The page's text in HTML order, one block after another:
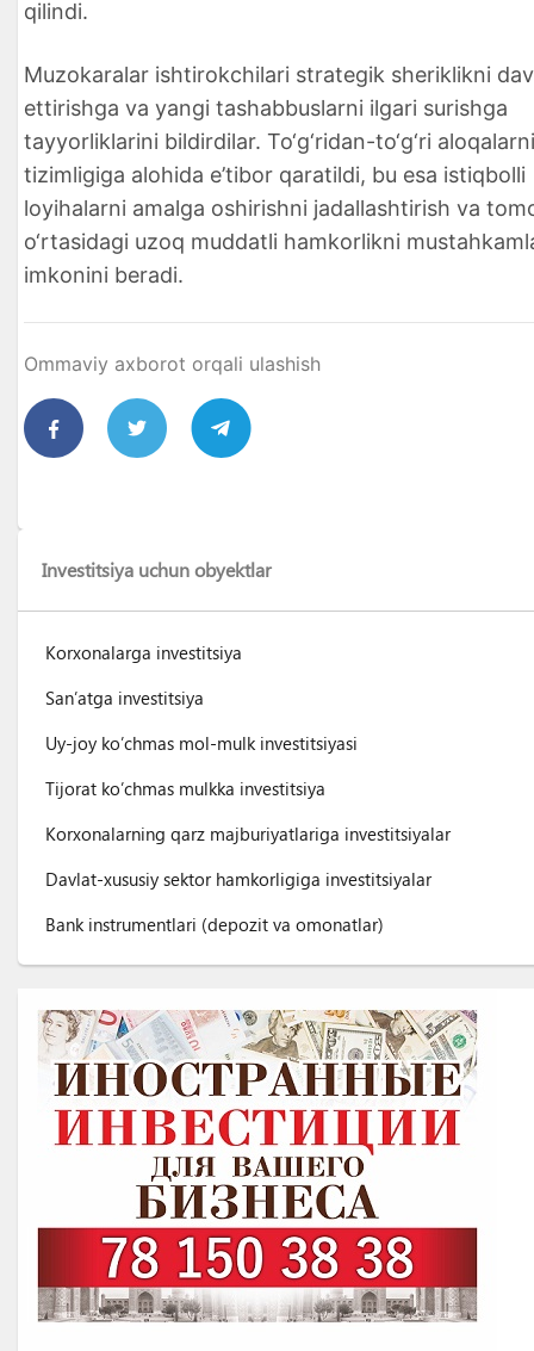
qilindi.
Muzokaralar ishtirokchilari strategik sheriklikni
ettirishga va yangi tashabbuslarni ilgari surishga
tayyorliklarini bildirdilar. To‘g‘ridan-to‘g‘ri
tizimligiga alohida e’tibor qaratildi, bu esa istiqbolli
loyihalarni amalga oshirishni jadallashtirish va
o‘rtasidagi uzoq muddatli hamkorlikni
imkonini beradi.
Ommaviy axborot orqali ulashish
Investitsiya uchun obyektlar
Korxonalarga investitsiya
San’atga investitsiya
Uy-joy ko’chmas mol-mulk investitsiyasi
Tijorat ko’chmas mulkka investitsiya
Korxonalarning qarz majburiyatlariga investitsiyalar
Davlat-xususiy sektor hamkorligiga investitsiyalar
Bank instrumentlari (depozit va omonatlar)